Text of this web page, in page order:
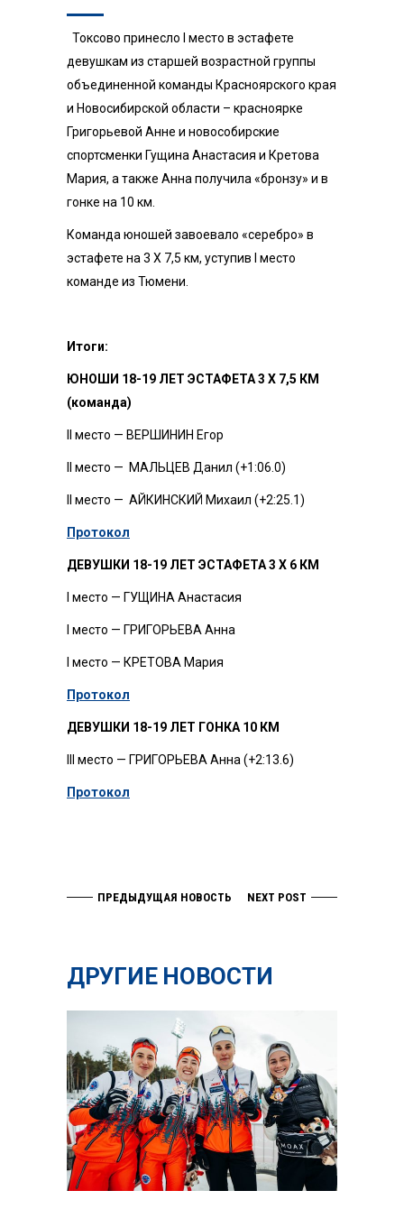
Токсово принесло I место в эстафете
девушкам из старшей возрастной группы
объединенной команды Красноярского края
и Новосибирской области – красноярке
Григорьевой Анне и новособирские
спортсменки Гущина Анастасия и Кретова
Мария, а также Анна получила «бронзу» и в
гонке на 10 км.
Команда юношей завоевало «серебро» в
эстафете на 3 Х 7,5 км, уступив I место
команде из Тюмени.
Итоги:
ЮНОШИ 18-19 ЛЕТ ЭСТАФЕТА 3 Х 7,5 КМ
(команда)
II место — ВЕРШИНИН Егор
II место — МАЛЬЦЕВ Данил (+1:06.0)
II место — АЙКИНСКИЙ Михаил (+2:25.1)
Протокол
ДЕВУШКИ 18-19 ЛЕТ ЭСТАФЕТА 3 Х 6 КМ
I место — ГУЩИНА Анастасия
I место — ГРИГОРЬЕВА Анна
I место — КРЕТОВА Мария
Протокол
ДЕВУШКИ 18-19 ЛЕТ ГОНКА 10 КМ
III место — ГРИГОРЬЕВА Анна (+2:13.6)
Протокол
ПРЕДЫДУЩАЯ НОВОСТЬ NEXT POST
ДРУГИЕ НОВОСТИ